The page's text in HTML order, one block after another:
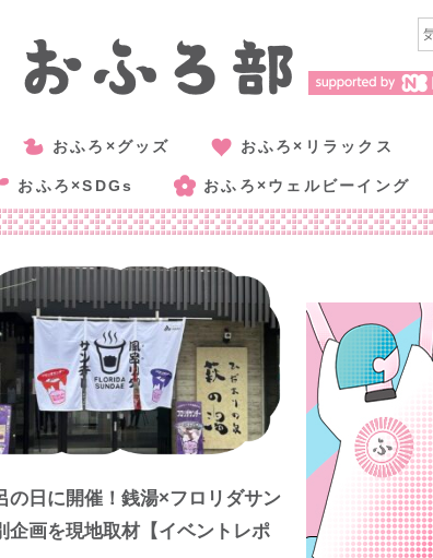
おふろ×グッズ おふろ×リラックス
おふろ×SDGs おふろ×ウェルビーイング
の日に開催！銭湯×フロリダサン
企画を現地取材【イベントレポ